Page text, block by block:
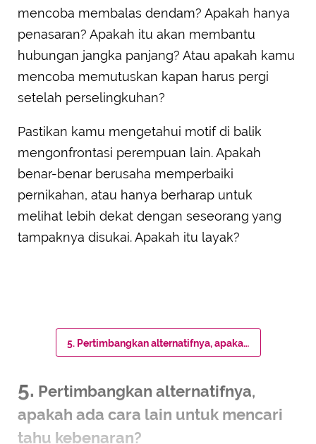
mencoba membalas dendam? Apakah hanya
penasaran? Apakah itu akan membantu
hubungan jangka panjang? Atau apakah kamu
mencoba memutuskan kapan harus pergi
setelah perselingkuhan?
Pastikan kamu mengetahui motif di balik
mengonfrontasi perempuan lain. Apakah
benar-benar berusaha memperbaiki
pernikahan, atau hanya berharap untuk
melihat lebih dekat dengan seseorang yang
tampaknya disukai. Apakah itu layak?
5. Pertimbangkan alternatifnya, apakah ada cara lain untuk mencari tahu kebenaran?
5. Pertimbangkan alternatifnya,
apakah ada cara lain untuk mencari
tahu kebenaran?